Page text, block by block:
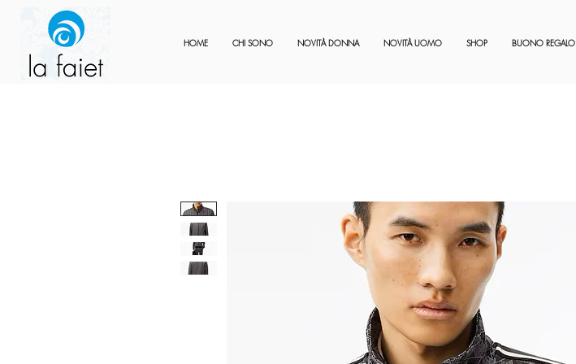
HOME CHI SONO NOVITÀ DONNA NOVITÀ UOMO SHOP BUONO REGALO